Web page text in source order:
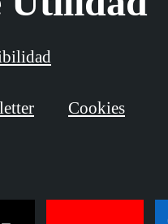
Cookies